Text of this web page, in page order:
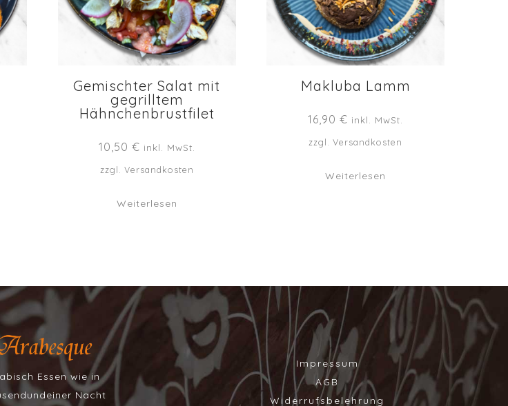
Gemischter Salat mit
gegrilltem
Hähnchenbrustfilet
10,50 € inkl. MwSt.
zzgl. Versandkosten
Weiterlesen
Makluba Lamm
16,90€ inkl. MwSt.
zzgl.Versandkosten
Weiterlesen
Essen wie in
Nacht
Impressum
AGB
Widerrufsbelehrung